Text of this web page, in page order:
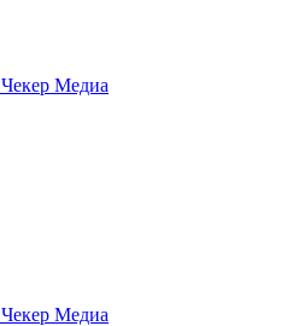
Чекер Медиа
Чекер Медиа